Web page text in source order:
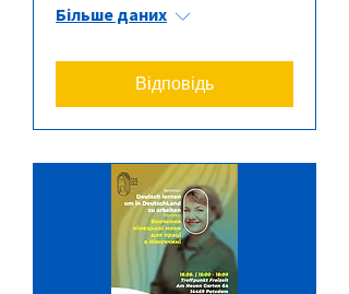
Більше даних
Відповідь